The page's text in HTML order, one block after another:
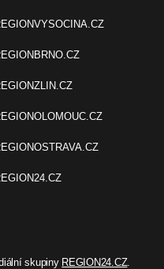
skupiny REGION24.CZ.